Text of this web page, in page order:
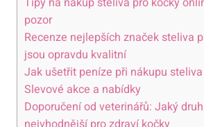
pozor
Recenze nejlepších značek steliva
jsou opravdu kvalitní
Jak ušetřit peníze při nákupu
Slevové akce a nabídky
Doporučení od veterinářů: Jaký